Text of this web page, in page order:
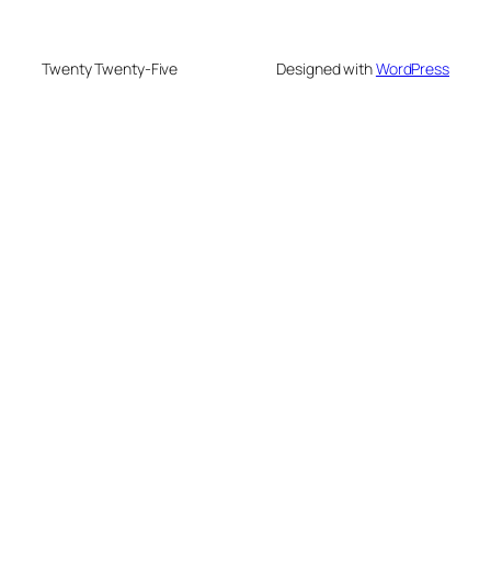
Twenty Twenty-Five Designed withWordPress